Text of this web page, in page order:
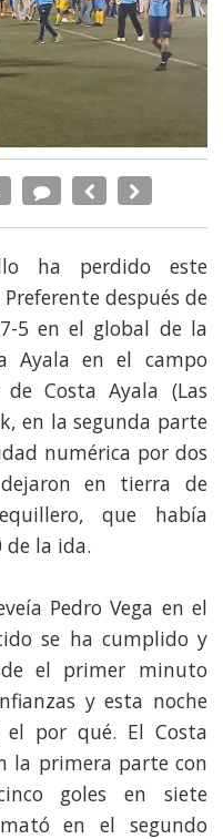
ha perdido este
después de
5 en el global de la
Ayala en el campo
Costa Ayala (Las
en la segunda parte
numérica por dos
dejaron en tierra de
que había
la ida.
Pedro Vega en el
se ha cumplido y
el primer minuto
y esta noche
el por qué. El Costa
la primera parte con
goles en siete
en el segundo